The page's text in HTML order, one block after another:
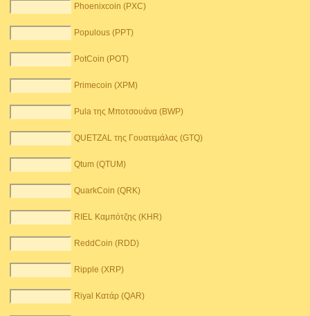
Phoenixcoin (PXC)
Populous (PPT)
PotCoin (POT)
Primecoin (XPM)
Pula της Μποτσουάνα (BWP)
QUETZAL της Γουατεμάλας (GTQ)
Qtum (QTUM)
QuarkCoin (QRK)
RIEL Καμπότζης (KHR)
ReddCoin (RDD)
Ripple (XRP)
Riyal Κατάρ (QAR)